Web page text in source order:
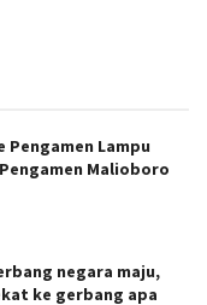
Pengamen Lampu
Malioboro
negara maju,
ke gerbang apa